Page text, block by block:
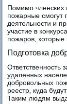
Помимо членских
пожарные смогут
деятельности и
участие в
пожаров, которые
Подготовка
Ответственность
удаленных
добровольных
реестр, куда
Таким людям